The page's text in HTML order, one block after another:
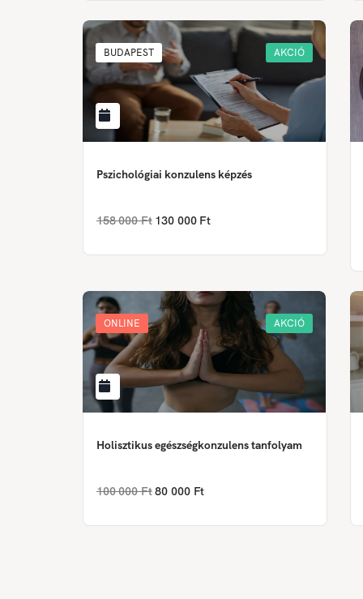
BUDAPEST AKCIÓ
Pszichológiai konzulens képzés
158 000 Ft 130 000 Ft
ONLINE AKCIÓ
Holisztikus egészségkonzulens tanfolyam
100 000 Ft 80 000 Ft